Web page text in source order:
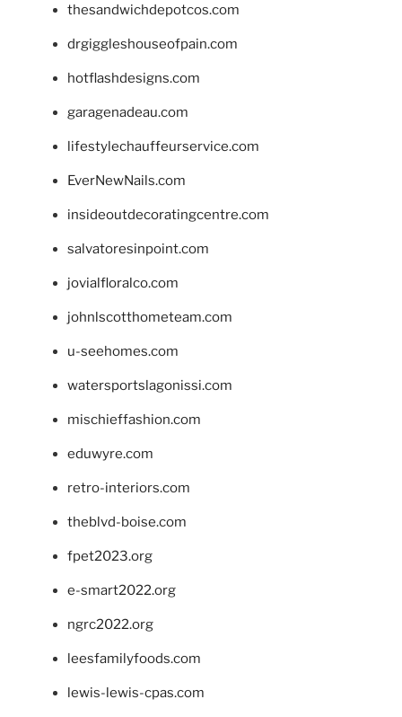
thesandwichdepotcos.com
drgiggleshouseofpain.com
hotflashdesigns.com
garagenadeau.com
lifestylechauffeurservice.com
EverNewNails.com
insideoutdecoratingcentre.com
salvatoresinpoint.com
jovialfloralco.com
johnlscotthometeam.com
u-seehomes.com
watersportslagonissi.com
mischieffashion.com
eduwyre.com
retro-interiors.com
theblvd-boise.com
fpet2023.org
e-smart2022.org
ngrc2022.org
leesfamilyfoods.com
lewis-lewis-cpas.com